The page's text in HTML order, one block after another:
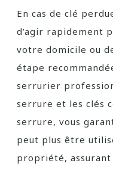
En cas de clé
d’agir rapidement
votre domicile ou
étape
serrurier
serrure et les clés
serrure, vous
peut plus être
propriété,